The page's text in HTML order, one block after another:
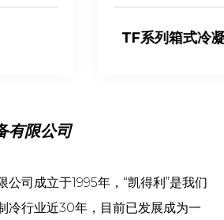
有限公司
公司成立于1995年，“凯得利”是我们
冷行业近30年，目前已发展成为一